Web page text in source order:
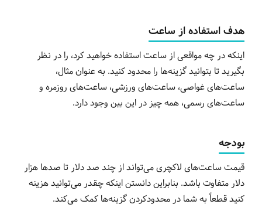
هدف استفاده از ساعت
اینکه در چه مواقعی از ساعت استفاده خواهید کرد، را در نظر
بگیرید تا بتوانید گزینه‌ها را محدود کنید. به عنوان مثال،
ساعت‌های غواصی، ساعت‌های ورزشی، ساعت‌های روزمره و
ساعت‌های رسمی، همه چیز در این بین وجود دارد.
بودجه
قیمت ساعت‌های لاکچری می‌تواند از چند صد دلار تا صدها هزار
دلار متفاوت باشد. بنابراین دانستن اینکه چقدر می‌توانید هزینه
کنید قطعاً به شما در محدودکردن گزینه‌ها کمک می‌کند.